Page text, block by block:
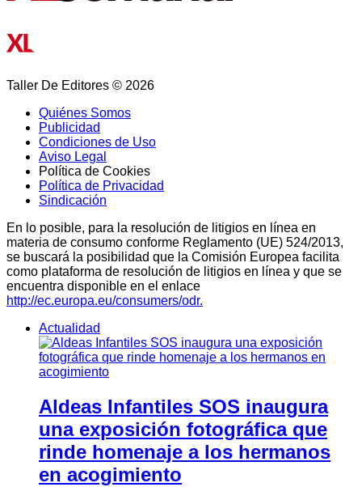
Taller De Editores © 2026
Quiénes Somos
Publicidad
Condiciones de Uso
Aviso Legal
Política de Cookies
Política de Privacidad
Sindicación
En lo posible, para la resolución de litigios en línea en
materia de consumo conforme Reglamento (UE) 524/2013,
se buscará la posibilidad que la Comisión Europea facilita
como plataforma de resolución de litigios en línea y que se
encuentra disponible en el enlace
http://ec.europa.eu/consumers/odr.
Actualidad
Aldeas Infantiles SOS inaugura
una exposición fotográfica que
rinde homenaje a los hermanos
en acogimiento